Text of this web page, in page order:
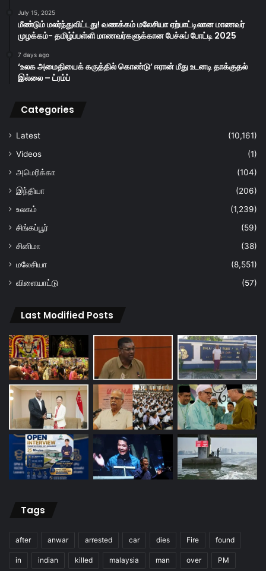
July 15, 2025
மீண்டும் மலர்ந்துவிட்டது! வணக்கம் மலேசியா ஏற்பாட்டிலான மாணவர்
முழக்கம்- தமிழ்ப்பள்ளி மாணவர்களுக்கான பேச்சுப் போட்டி 2025
7 days ago
‘உலக அமைதியைக் கருத்தில் கொண்டு’ ஈரான் மீது உடனடி தாக்குதல்
இல்லை – ட்ரம்ப்
Categories
Latest
(10,161)
Videos
(1)
அமெரிக்கா
(104)
இந்தியா
(206)
உலகம்
(1,239)
சிங்கப்பூர்
(59)
சினிமா
(38)
மலேசியா
(8,551)
விளையாட்டு
(57)
Last Modified Posts
Tags
after anwar arrested car dies Fire found
in indian killed malaysia man over PM